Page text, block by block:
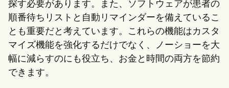
探す必要があります。また、ソフトウェアが患者の
順番待ちリストと自動リマインダーを備えているこ
とも重要だと考えています。これらの機能はカスタ
マイズ機能を強化するだけでなく、ノーショーを大
幅に減らすのにも役立ち、お金と時間の両方を節約
できます。